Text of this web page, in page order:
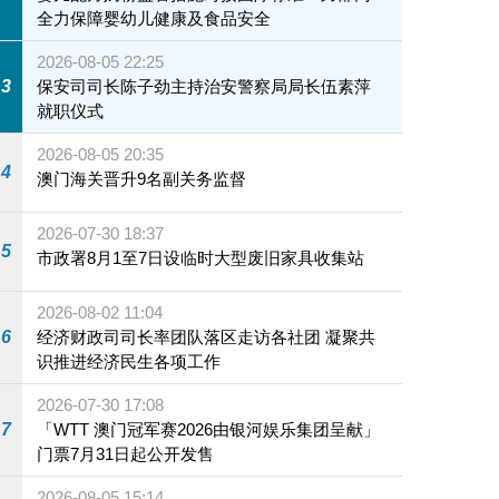
全力保障婴幼儿健康及食品安全
3
2026-08-05 22:25
保安司司长陈子劲主持治安警察局局长伍素萍
就职仪式
4
2026-08-05 20:35
澳门海关晋升9名副关务监督
5
2026-07-30 18:37
市政署8月1至7日设临时大型废旧家具收集站
6
2026-08-02 11:04
经济财政司司长率团队落区走访各社团 凝聚共
识推进经济民生各项工作
7
2026-07-30 17:08
「WTT 澳门冠军赛2026由银河娱乐集团呈献」
门票7月31日起公开发售